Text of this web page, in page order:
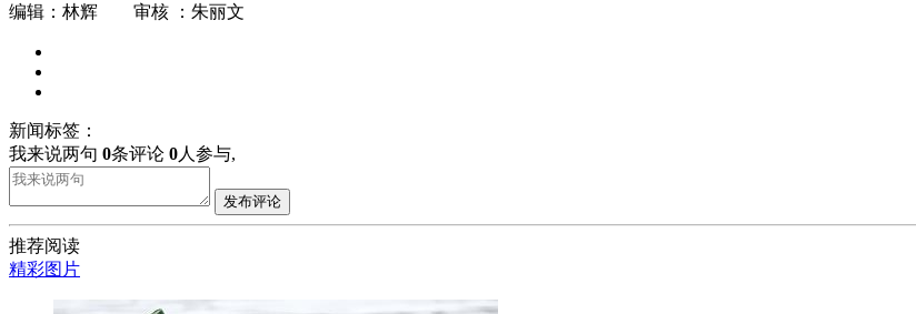
编辑：林辉 审核 ：朱丽文
新闻标签：
我来说两句 0条评论 0人参与,
发布评论
推荐阅读